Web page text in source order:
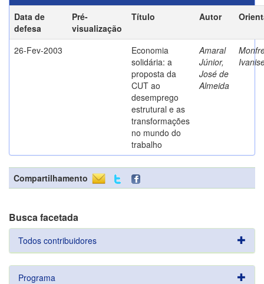
Data de
defesa
Pré-
visualização
Título Autor
26-Fev-2003
Economia
solidária: a
proposta da
CUT ao
desemprego
estrutural e as
transformações
no mundo do
trabalho
Amaral
Júnior,
José de
Almeida
Compartilhamento
Busca facetada
Todos contribuidores
Programa